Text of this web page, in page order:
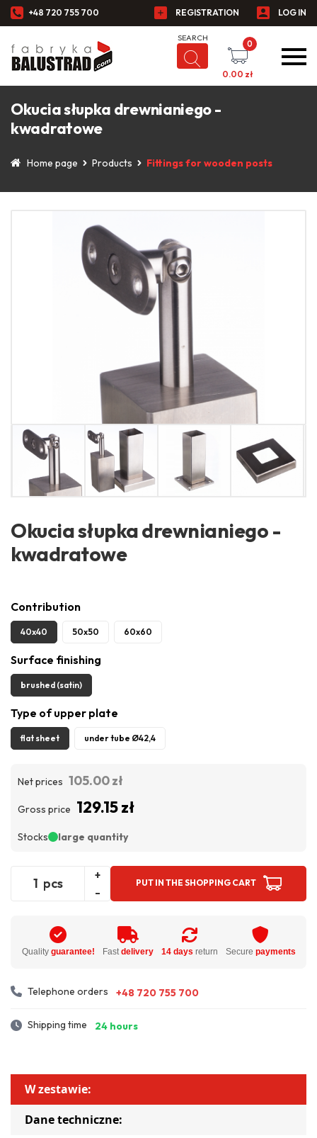
+48 720 755 700 REGISTRATION LOG IN
0
0.00 zł
Okucia słupka drewnianiego -
kwadratowe
Home page Products Fittings for wooden posts
Okucia słupka drewnianiego -
kwadratowe
Contribution
40x40 50x50 60x60
Surface finishing
brushed (satin)
Type of upper plate
flat sheet under tube Ø42,4
Net prices 105.00 zł
Gross price 129.15 zł
Stocks large quantity
pcs
+
-
PUT IN THE SHOPPING CART
Quality guarantee! Fast delivery 14 days return Secure payments
Telephone orders +48 720 755 700
Shipping time 24 hours
W zestawie:
Dane techniczne: